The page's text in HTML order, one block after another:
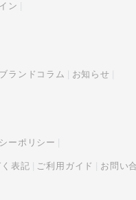
ン
ブランドコラム お知らせ
ーポリシー
表記 ご利用ガイド お問い